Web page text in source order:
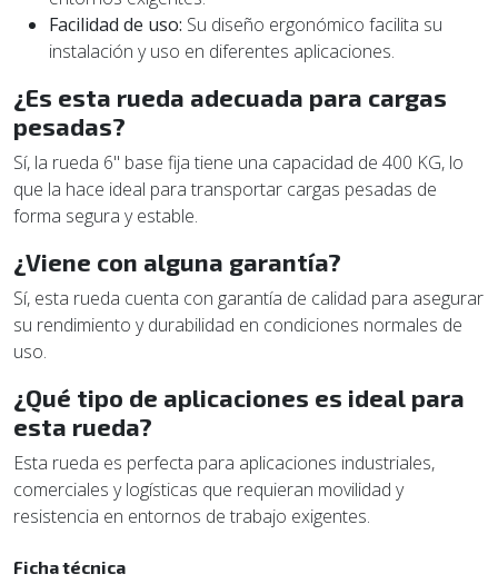
Facilidad de uso: Su diseño ergonómico facilita su
instalación y uso en diferentes aplicaciones.
¿Es esta rueda adecuada para cargas
pesadas?
Sí, la rueda 6" base fija tiene una capacidad de 400 KG, lo
que la hace ideal para transportar cargas pesadas de
forma segura y estable.
¿Viene con alguna garantía?
Sí, esta rueda cuenta con garantía de calidad para asegurar
su rendimiento y durabilidad en condiciones normales de
uso.
¿Qué tipo de aplicaciones es ideal para
esta rueda?
Esta rueda es perfecta para aplicaciones industriales,
comerciales y logísticas que requieran movilidad y
resistencia en entornos de trabajo exigentes.
Ficha técnica